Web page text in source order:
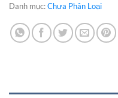
Danh mục:Chưa Phân Loại